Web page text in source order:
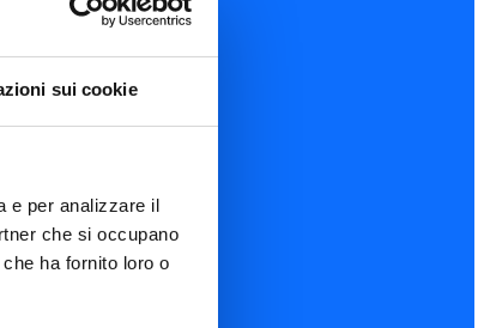
sui cookie
e per analizzare il
che si occupano
ha fornito loro o